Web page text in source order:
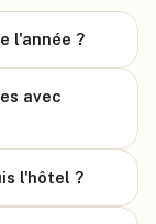
l'année ?
avec
l'hôtel ?